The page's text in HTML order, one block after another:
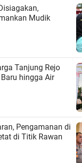
Mudik
Tanjung Rejo
hingga Air
Pengamanan di
di Titik Rawan